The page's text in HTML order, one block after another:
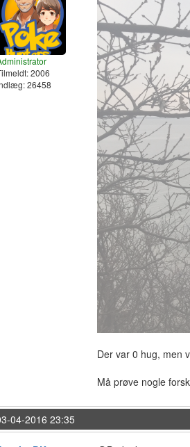
2006
26458
Der var 0 hug, men
Må prøve nogle
04-2016 23:35